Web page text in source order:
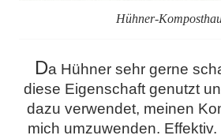
Hühner-
Da Hühner sehr gerne
diese Eigenschaft genutzt
dazu verwendet, meinen
mich umzuwenden. Effektiv.